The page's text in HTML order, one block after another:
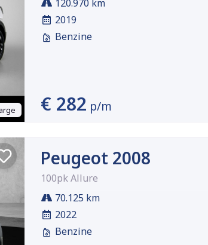
120.970 km
2019
Benzine
€ 282 p/m
Peugeot 2008
100pk Allure
70.125 km
2022
Benzine